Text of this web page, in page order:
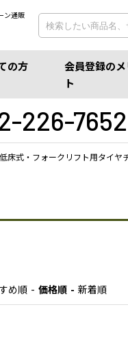
ン通販
の方
会員登録のメ
ト
226-7652
床式・フォークリフト用タイヤ
め順 価格順 新着順